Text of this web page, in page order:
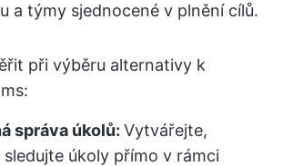
a týmy sjednocené v plnění cílů.
při výběru alternativy k
správa úkolů: Vytvářejte,
sledujte úkoly přímo v rámci